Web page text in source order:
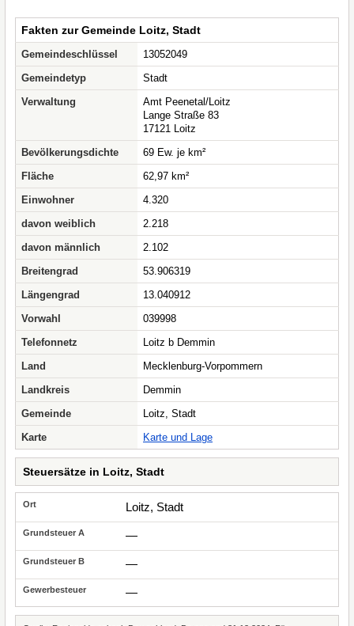
Fakten zur Gemeinde Loitz, Stadt
Gemeindeschlüssel
13052049
Gemeindetyp
Stadt
Verwaltung
Amt Peenetal/Loitz
Lange Straße 83
17121 Loitz
Bevölkerungsdichte
69 Ew. je km²
Fläche
62,97 km²
Einwohner
4.320
davon weiblich
2.218
davon männlich
2.102
Breitengrad
53.906319
Längengrad
13.040912
Vorwahl
039998
Telefonnetz
Loitz b Demmin
Land
Mecklenburg-Vorpommern
Landkreis
Demmin
Gemeinde
Loitz, Stadt
Karte
Karte und Lage
Steuersätze in Loitz, Stadt
Loitz, Stadt
—
—
—